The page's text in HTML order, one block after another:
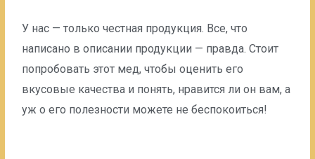
У нас — только честная продукция. Все, что
написано в описании продукции — правда. Стоит
попробовать этот мед, чтобы оценить его
вкусовые качества и понять, нравится ли он вам, а
уж о его полезности можете не беспокоиться!